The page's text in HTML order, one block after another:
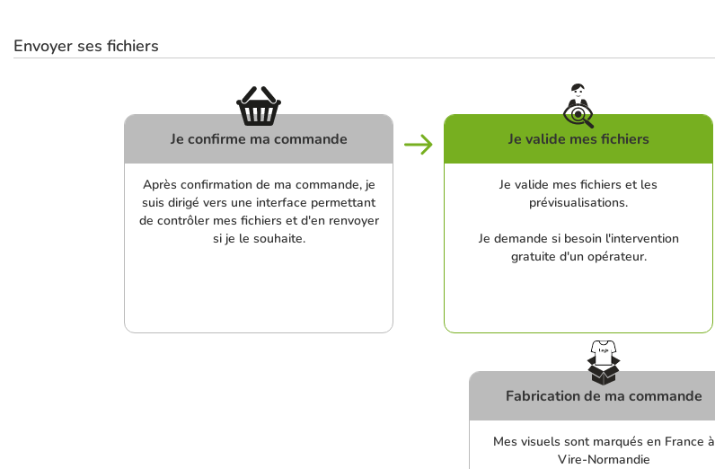
Envoyer ses fichiers
Je confirme ma commande
Après confirmation de ma commande, je
suis dirigé vers une interface permettant
de contrôler mes fichiers et d'en renvoyer
si je le souhaite.
Je valide mes fichiers
Je valide mes fichiers et les
prévisualisations.
Je demande si besoin l'intervention
gratuite d'un opérateur.
Fabrication de ma commande
Mes visuels sont marqués en France à
Vire-Normandie